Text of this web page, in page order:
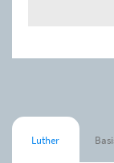
Luther